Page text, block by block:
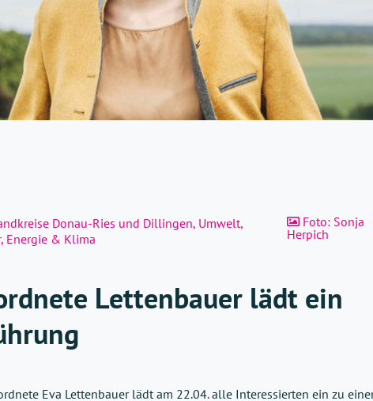
Donau-Ries und Dillingen, Umwelt,
Energie & Klima
Foto: Sonja
Herpich
Lettenbauer lädt ein
Eva Lettenbauer lädt am 22.04. alle Interessierten ein zu